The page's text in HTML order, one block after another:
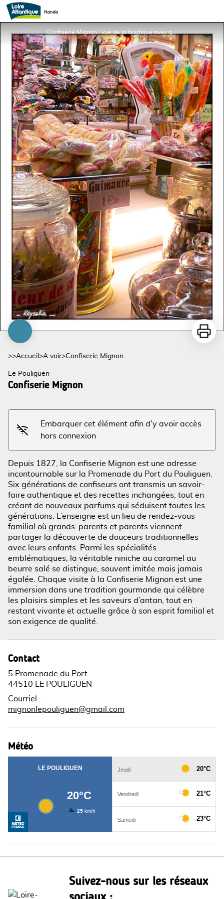
Confiserie Mignon
Confiserie Mignon : vue de la boutique avec guimauves et nicniches aux multiples_1 - Confiserie Mignon
Voir l'image en plein écran
>>Accueil >A voir>Confiserie Mignon
Le Pouliguen
Confiserie Mignon
Embarquer cet élément afin d'y avoir accès
hors connexion
Depuis 1827, la Confiserie Mignon est une adresse
incontournable sur la Promenade du Port du Pouliguen.
Six générations de confiseurs ont transmis un savoir-
faire authentique et des recettes inchangées, tout en
créant de nouveaux parfums qui séduisent toutes les
générations. L’enseigne est un lieu de rendez-vous
familial où grands-parents et parents viennent
partager la découverte de douceurs traditionnelles
avec leurs enfants. Parmi les spécialités
emblématiques, la véritable niniche au caramel au
beurre salé se distingue, souvent imitée mais jamais
égalée. Chaque visite à la Confiserie Mignon est une
immersion dans une tradition gourmande qui célèbre
les plaisirs simples et les saveurs d’antan, tout en
restant vivante et actuelle grâce à son esprit familial et
son exigence de qualité.
Contact
5 Promenade du Port
44510 LE POULIGUEN
Courriel
:
mignonlepouliguen@gmail.com
Météo
Suivez-nous sur les réseaux